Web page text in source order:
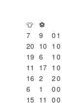
👕 ⚽
7 9 0 1
20 10 1 0
19 6 1 0
11 17 1 0
16 2 20
6 1 00
15 11 00